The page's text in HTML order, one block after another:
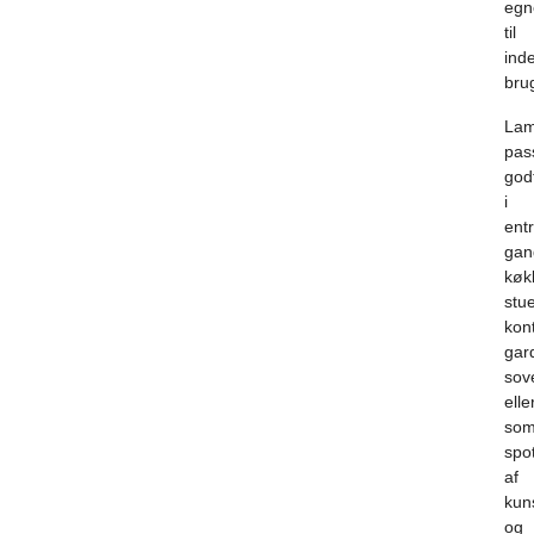
til
i
af
og